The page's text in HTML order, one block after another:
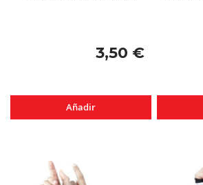
3,50 €
Añadir